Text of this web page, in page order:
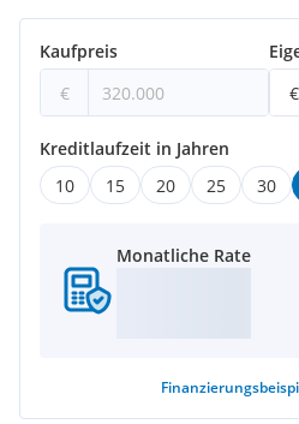
Kaufpreis
€
€
Kreditlaufzeit in Jahren
10
15 20 25 30
Monatliche Rate